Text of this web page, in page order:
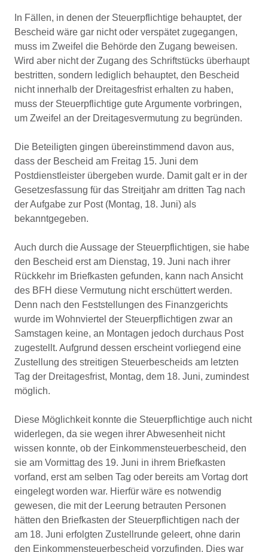
In Fällen, in denen der Steuerpflichtige behauptet, der
Bescheid wäre gar nicht oder verspätet zugegangen,
muss im Zweifel die Behörde den Zugang beweisen.
Wird aber nicht der Zugang des Schriftstücks überhaupt
bestritten, sondern lediglich behauptet, den Bescheid
nicht innerhalb der Dreitagesfrist erhalten zu haben,
muss der Steuerpflichtige gute Argumente vorbringen,
um Zweifel an der Dreitagesvermutung zu begründen.
Die Beteiligten gingen übereinstimmend davon aus,
dass der Bescheid am Freitag 15. Juni dem
Postdienstleister übergeben wurde. Damit galt er in der
Gesetzesfassung für das Streitjahr am dritten Tag nach
der Aufgabe zur Post (Montag, 18. Juni) als
bekanntgegeben.
Auch durch die Aussage der Steuerpflichtigen, sie habe
den Bescheid erst am Dienstag, 19. Juni nach ihrer
Rückkehr im Briefkasten gefunden, kann nach Ansicht
des BFH diese Vermutung nicht erschüttert werden.
Denn nach den Feststellungen des Finanzgerichts
wurde im Wohnviertel der Steuerpflichtigen zwar an
Samstagen keine, an Montagen jedoch durchaus Post
zugestellt. Aufgrund dessen erscheint vorliegend eine
Zustellung des streitigen Steuerbescheids am letzten
Tag der Dreitagesfrist, Montag, dem 18. Juni, zumindest
möglich.
Diese Möglichkeit konnte die Steuerpflichtige auch nicht
widerlegen, da sie wegen ihrer Abwesenheit nicht
wissen konnte, ob der Einkommensteuerbescheid, den
sie am Vormittag des 19. Juni in ihrem Briefkasten
vorfand, erst am selben Tag oder bereits am Vortag dort
eingelegt worden war. Hierfür wäre es notwendig
gewesen, die mit der Leerung betrauten Personen
hätten den Briefkasten der Steuerpflichtigen nach der
am 18. Juni erfolgten Zustellrunde geleert, ohne darin
den Einkommensteuerbescheid vorzufinden. Dies war